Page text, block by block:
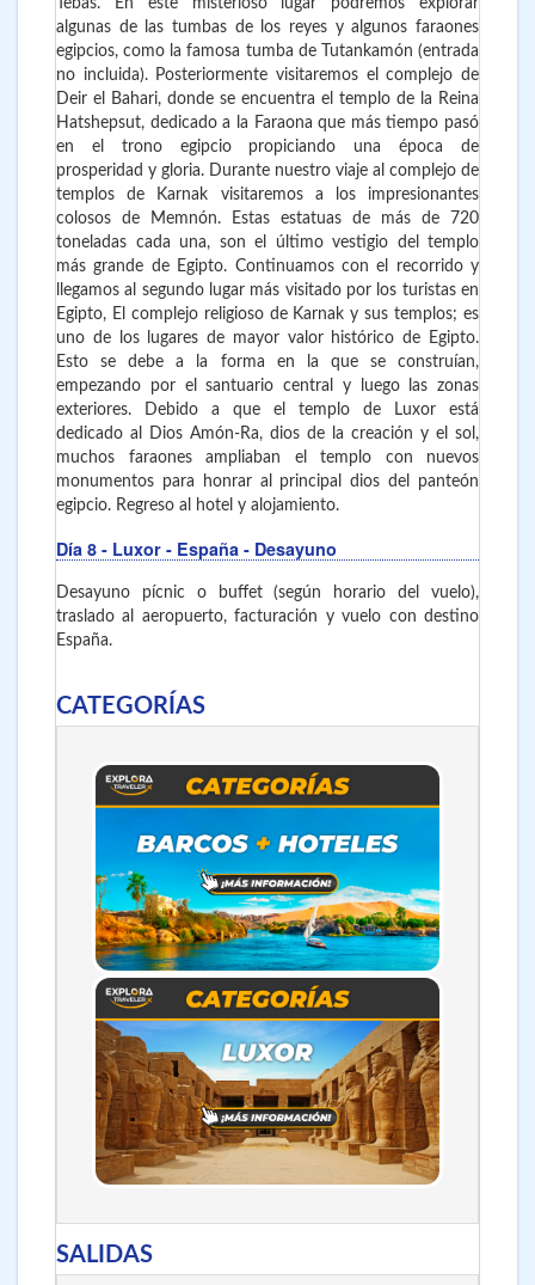
Tebas. En este misterioso lugar podremos explorar
algunas de las tumbas de los reyes y algunos faraones
egipcios, como la famosa tumba de Tutankamón (entrada
no incluida). Posteriormente visitaremos el complejo de
Deir el Bahari, donde se encuentra el templo de la Reina
Hatshepsut, dedicado a la Faraona que más tiempo pasó
en el trono egipcio propiciando una época de
prosperidad y gloria. Durante nuestro viaje al complejo de
templos de Karnak visitaremos a los impresionantes
colosos de Memnón. Estas estatuas de más de 720
toneladas cada una, son el último vestigio del templo
más grande de Egipto. Continuamos con el recorrido y
llegamos al segundo lugar más visitado por los turistas en
Egipto, El complejo religioso de Karnak y sus templos; es
uno de los lugares de mayor valor histórico de Egipto.
Esto se debe a la forma en la que se construían,
empezando por el santuario central y luego las zonas
exteriores. Debido a que el templo de Luxor está
dedicado al Dios Amón-Ra, dios de la creación y el sol,
muchos faraones ampliaban el templo con nuevos
monumentos para honrar al principal dios del panteón
egipcio. Regreso al hotel y alojamiento.
Día 8 - Luxor - España - Desayuno
Desayuno pícnic o buffet (según horario del vuelo),
traslado al aeropuerto, facturación y vuelo con destino
España.
CATEGORÍAS
SALIDAS